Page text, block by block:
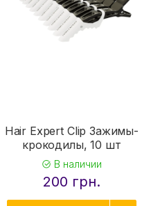
Hair Expert Clip Зажимы-
крокодилы, 10 шт
В наличии
200 грн.